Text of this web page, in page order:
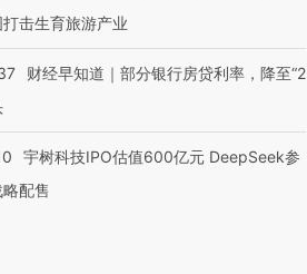
击生育旅游产业
财经早知道｜部分银行房贷利率，降至“2
宇树科技IPO估值600亿元 DeepSeek参
配售